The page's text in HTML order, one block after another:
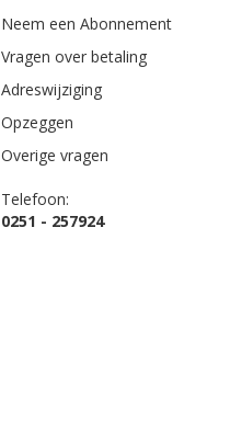
Neem een Abonnement
Vragen over betaling
Adreswijziging
Opzeggen
Overige vragen
Telefoon:
0251 - 257924